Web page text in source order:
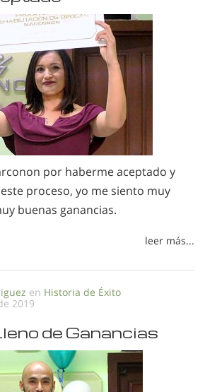
por haberme aceptado y
proceso, yo me siento muy
buenas ganancias.
leer más...
en Historia de Éxito
2019
de Ganancias